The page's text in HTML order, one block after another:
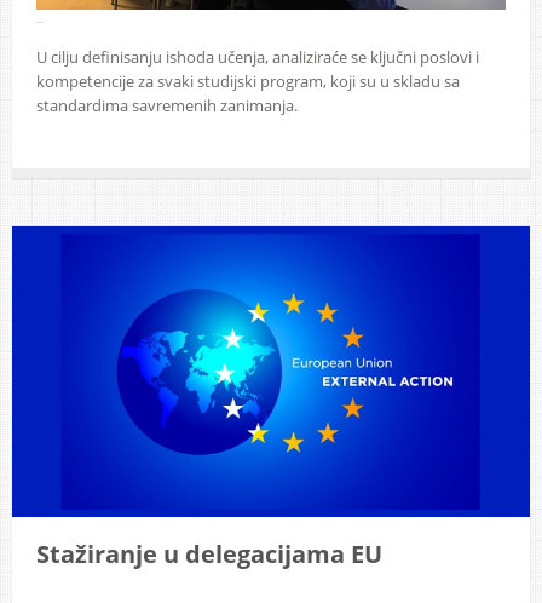
U cilju definisanju ishoda učenja, analiziraće se ključni poslovi i
kompetencije za svaki studijski program, koji su u skladu sa
standardima savremenih zanimanja.
Stažiranje u delegacijama EU